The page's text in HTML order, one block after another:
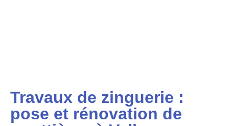
Travaux de zinguerie :
pose et rénovation de